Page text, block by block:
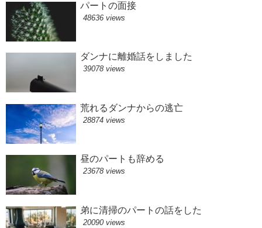
パートの面接
48636 views
ダンナに離婚話をしました
39078 views
荒れるダンナからの逃亡
28874 views
昼のパートも辞める
23678 views
弟に清掃のパートの話をした
20090 views